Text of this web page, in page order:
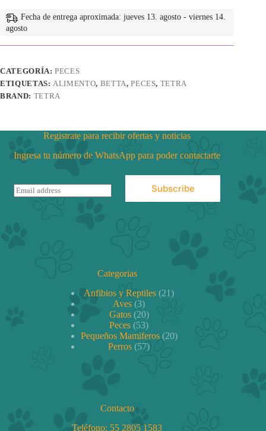
1.2
oz
gr)
Fecha de entrega aproximada: jueves 13. agosto - viernes 14.
agosto
CATEGORÍA:PECES
ETIQUETAS:ALIMENTO, BETTA,PECES, TETRA
BRAND: TETRA
Registrate para recibir ofertas y noticias
Ingresa tu número de WhatsApp para poder contactarte
E
m
Subscribe
Categorias
Anfibios y Reptiles 2121
Aves 33
productos
Gatos 2020
productos
Peces 5353
productos
Pequeños Mamiferos 2020
Perros 5757
Contacto
Teléfono: 55 2805 1583